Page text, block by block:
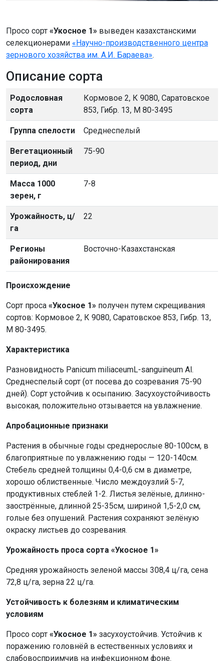
Просо сорт «Укосное 1» выведен казахстанскими
селекционерами «Научно-производственного центра
зернового хозяйства им. А.И. Бараева».
Описание сорта
Родословная
сорта
Кормовое 2, К 9080, Саратовское
853, Гибр. 13, М 80-3495
Группа спелости Среднеспелый
Вегетационный
период, дни
75-90
Масса 1000
зерен, г
7-8
Урожайность, ц/
га
22
Регионы
районирования
Восточно-Казахстанская
Происхождение
Сорт проса «Укосное 1» получен путем скрещивания
сортов: Кормовое 2, К 9080, Саратовское 853, Гибр. 13,
М 80-3495.
Характеристика
Разновидность Panicum miliaceumL-sanguineum Al.
Среднеспелый сорт (от посева до созревания 75-90
дней). Сорт устойчив к осыпанию. Засухоустойчивость
высокая, положительно отзывается на увлажнение.
Апробационные признаки
Растения в обычные годы среднерослые 80-100см, в
благоприятные по увлажнению годы — 120-140см.
Стебель средней толщины 0,4-0,6 см в диаметре,
хорошо облиственные. Число междоузлий 5-7,
продуктивных стеблей 1-2. Листья зелёные, длинно-
заострённые, длинной 25-35см, шириной 1,5-2,0 см,
голые без опушений. Растения сохраняют зелёную
окраску листьев до созревания.
Урожайность проса сорта «Укосное 1»
Средняя урожайность зеленой массы 308,4 ц/га, сена
72,8 ц/га, зерна 22 ц/га.
Устойчивость к болезням и климатическим
условиям
Просо сорт «Укосное 1» засухоустойчив. Устойчив к
поражению головнёй в естественных условиях и
слабовосприимчив на инфекционном фоне.